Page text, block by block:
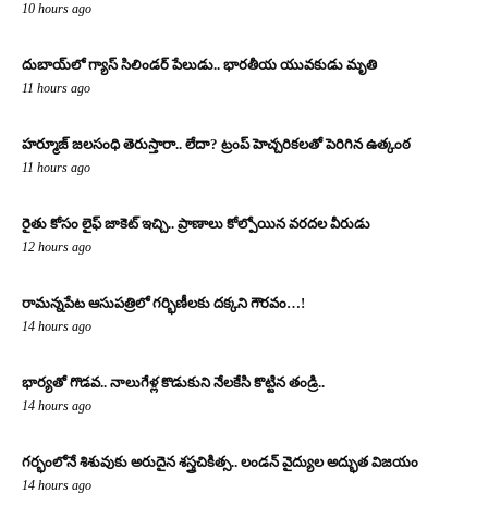
10 hours ago
దుబాయ్‌లో గ్యాస్ సిలిండర్ పేలుడు.. భారతీయ యువకుడు మృతి
11 hours ago
హర్మూజ్ జలసంధి తెరుస్తారా.. లేదా? ట్రంప్ హెచ్చరికలతో పెరిగిన ఉత్కంఠ
11 hours ago
రైతు కోసం లైఫ్ జాకెట్ ఇచ్చి.. ప్రాణాలు కోల్పోయిన వరదల వీరుడు
12 hours ago
రామన్నపేట ఆసుపత్రిలో గర్భిణీలకు దక్కని గౌరవం…!
14 hours ago
భార్యతో గొడవ.. నాలుగేళ్ల కొడుకుని నేలకేసి కొట్టిన తండ్రి..
14 hours ago
గర్భంలోనే శిశువుకు అరుదైన శస్త్రచికిత్స.. లండన్ వైద్యుల అద్భుత విజయం
14 hours ago